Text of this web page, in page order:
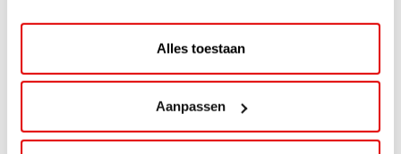
Alles toestaan
Aanpassen
ViaAVIA Super Deal: 20% korting bij
ViaLuxury Hotels
ViaAVIA Super Deal: €25 korting bij ViaLuxury Hotels